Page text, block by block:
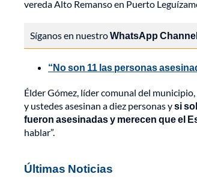
vereda Alto Remanso en Puerto
Síganos en nuestroWhatsApp
“No son 11 las personas
Élder Gómez, líder comunal del
y ustedes asesinan a diez personas ysi
fueron asesinadas y merecen que el
hablar”.
Últimas Noticias